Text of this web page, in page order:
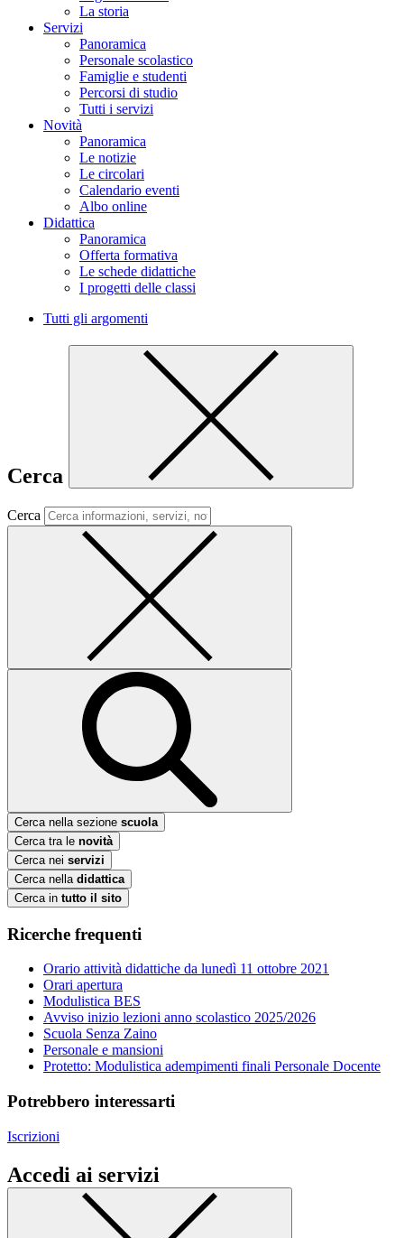
La storia
Servizi
Panoramica
Personale scolastico
Famiglie e studenti
Percorsi di studio
Tutti i servizi
Novità
Panoramica
Le notizie
Le circolari
Calendario eventi
Albo online
Didattica
Panoramica
Offerta formativa
Le schede didattiche
I progetti delle classi
Tutti gli argomenti
Cerca
Cerca
Cerca nella sezione scuola
Cerca tra le novità
Cerca nei servizi
Cerca nella didattica
Cerca in tutto il sito
Ricerche frequenti
Orario attività didattiche da lunedì 11 ottobre 2021
Orari apertura
Modulistica BES
Avviso inizio lezioni anno scolastico 2025/2026
Scuola Senza Zaino
Personale e mansioni
Protetto: Modulistica adempimenti finali Personale Docente
Potrebbero interessarti
Iscrizioni
Accedi ai servizi